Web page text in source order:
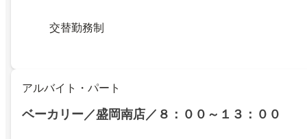
交替勤務制
アルバイト・パート
ベーカリー／盛岡南店／８：００～１３：００